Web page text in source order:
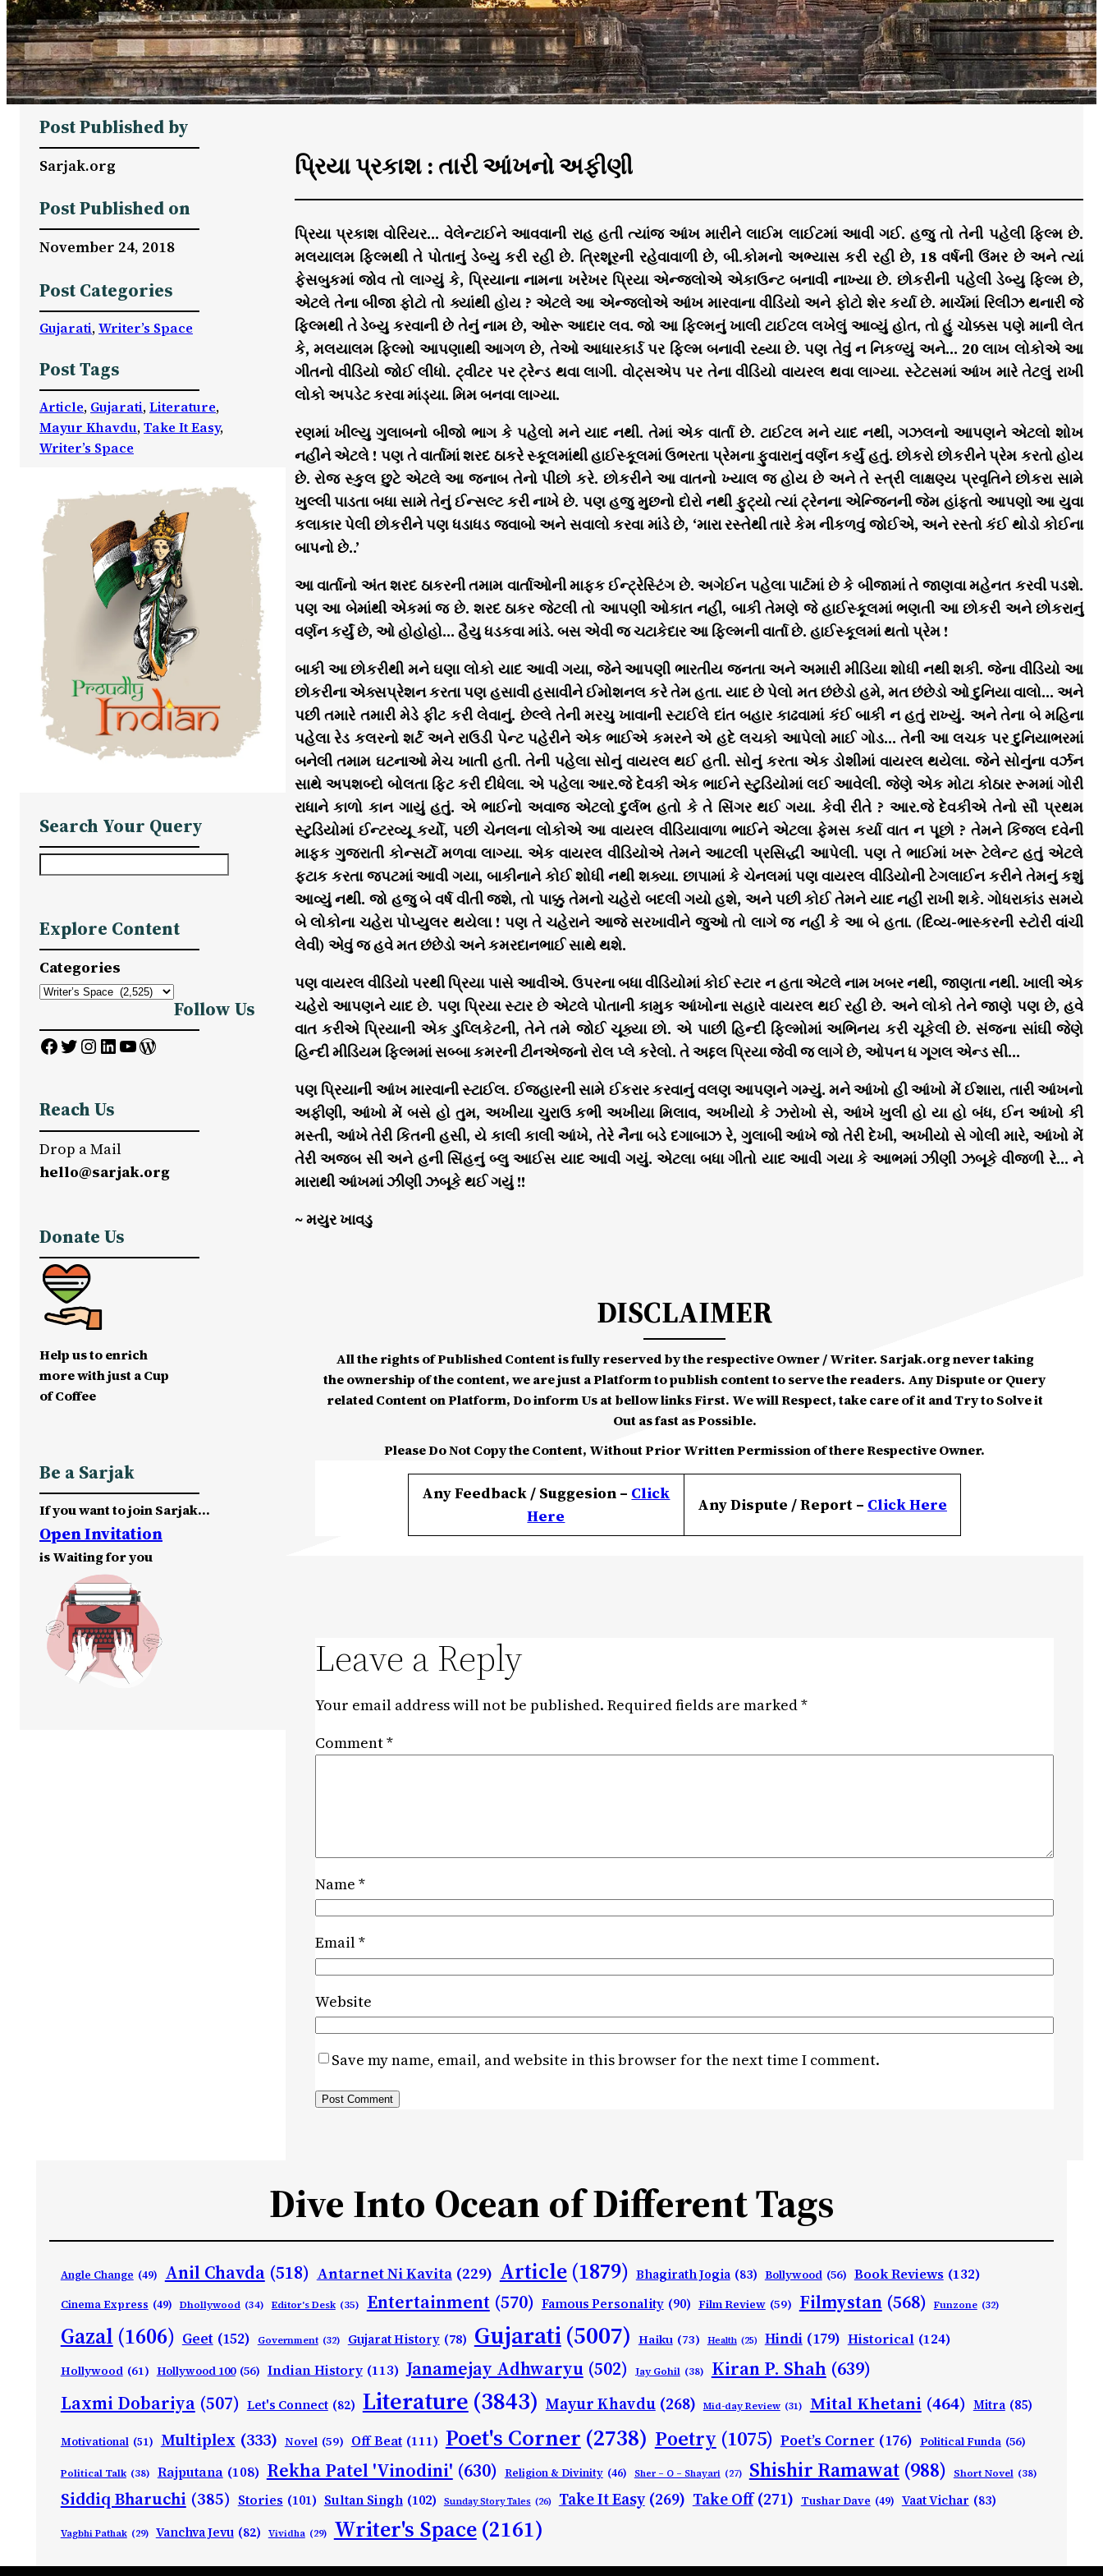
Post Published by
Sarjak.org
Post Published on
November 24, 2018
Post Categories
Gujarati, Writer’s Space
Post Tags
Article, Gujarati, Literature
Mayur Khavdu, Take It Easy
Writer’s Space
Search Your Query
r
c
h
Explore Content
Categories
Follow Us
Facebook Twitter InstagramLinkedIn YouTube WordPress
Reach Us
Drop a Mail
hello@sarjak.org
Donate Us
Help us to enrich
more with just a Cup
of Coffee
Be a Sarjak
If you want to join Sarjak…
Open Invitation
is Waiting for you
પ્રિયા પ્રકાશ : તારી આંખનો અફીણી
પ્રિયા પ્રકાશ વોરિયર… વેલેન્ટાઈને આવવાની રાહ હતી ત્યાંજ આંખ મારીને લાઈમ લાઈટમાં આવી ગઈ. હજુ તો તેની પહેલી ફિલ્મ છે.
મલયાલમ ફિલ્મથી તે પોતાનું ડેબ્યુ કરી રહી છે. ત્રિશૂરની રહેવાવાળી છે, બી.કોમનો અભ્યાસ કરી રહી છે, 18 વર્ષની ઉંમર છે અને ત્યાં
ફેસબુકમાં જોવ તો લાગ્યું કે, પ્રિયાના નામના ખરેખર પ્રિયા એન્જલોએ એકાઉન્ટ બનાવી નાખ્યા છે. છોકરીની પહેલી ડેબ્યુ ફિલ્મ છે,
એટલે તેના બીજા ફોટો તો ક્યાંથી હોય ? એટલે આ એન્જલોએ આંખ મારવાના વીડિયો અને ફોટો શેર કર્યા છે. માર્ચમાં રિલીઝ થનારી જે
ફિલ્મથી તે ડેબ્યુ કરવાની છે તેનું નામ છે, ઓરૂ આદાર લવ. જો આ ફિલ્મનું ખાલી ટાઈટલ લખેલું આવ્યું હોત, તો હું ચોક્કસ પણે માની લેત
કે, મલયાલમ ફિલ્મો આપણાથી આગળ છે, તેઓ આધારકાર્ડ પર ફિલ્મ બનાવી રહ્યા છે. પણ તેવું ન નિકળ્યું અને… 20 લાખ લોકોએ આ
ગીતનો વીડિયો જોઈ લીધો. ટ્વીટર પર ટ્રેન્ડ થવા લાગી. વોટ્સએપ પર તેના વીડિયો વાયરલ થવા લાગ્યા. સ્ટેટસમાં આંખ મારે તેટલું રાખી
લોકો અપડેટ કરવા માંડ્યા. મિમ બનવા લાગ્યા.
રણમાં ખીલ્યુ ગુલાબનો બીજો ભાગ કે પહેલો મને યાદ નથી. તેમાં એક વાર્તા છે. ટાઈટલ મને યાદ નથી, ગઝલનો આપણને એટલો શોખ
નહીંને એટલે ! પણ તે વાર્તામાં શરદ ઠાકરે સ્કૂલમાંથી હાઈસ્કૂલમાં ઉભરતા પ્રેમના ફુવારાનું વર્ણન કર્યું હતું. છોકરો છોકરીને પ્રેમ કરતો હોય
છે. રોજ સ્કુલ છુટે એટલે આ જનાબ તેનો પીછો કરે. છોકરીને આ વાતનો ખ્યાલ જ હોય છે અને તે સ્ત્રી લાક્ષણ્ય પ્રવૃતિને છોકરા સામે
ખુલ્લી પાડતા બધા સામે તેનું ઈન્સલ્ટ કરી નાખે છે. પણ હજુ મુછનો દોરો નથી ફુટ્યો ત્યાં ટ્રેનના એન્જિનની જેમ હાંફતો આપણો આ યુવા
કલાકાર પેલી છોકરીને પણ ધડાધડ જવાબો અને સવાલો કરવા માંડે છે, ‘મારા રસ્તેથી તારે કેમ નીકળવું જોઈએ, અને રસ્તો કંઈ થોડો કોઈના
બાપનો છે..’
આ વાર્તાનો અંત શરદ ઠાકરની તમામ વાર્તાઓની માફક ઈન્ટ્રેસ્ટિંગ છે. અગેઈન પહેલા પાર્ટમાં છે કે બીજામાં તે જાણવા મહેનત કરવી પડશે.
પણ આ બેમાંથી એકમાં જ છે. શરદ ઠાકર જેટલી તો આપણી ઓકાત નહીં, બાકી તેમણે જે હાઈસ્કૂલમાં ભણતી આ છોકરી અને છોકરાનું
વર્ણન કર્યું છે, ઓ હોહોહો… હૈયુ ધડકવા માંડે. બસ એવી જ ચટાકેદાર આ ફિલ્મની વાર્તા છે. હાઈસ્કૂલમાં થતો પ્રેમ !
બાકી આ છોકરીથી મને ઘણા લોકો યાદ આવી ગયા, જેને આપણી ભારતીય જનતા અને અમારી મીડિયા શોધી નથી શકી. જેના વીડિયો આ
છોકરીના એક્સપ્રેશન કરતા પણ હસાવી હસાવીને ઈમોશનલ કરે તેમ હતા. યાદ છે પેલો મત છંછેડો હમે, મત છંછેડો ઓ દુનિયા વાલો… અને
પછી તમારે તમારી મેડે ફીટ કરી લેવાનું. છેલ્લે તેની મરચુ ખાવાની સ્ટાઈલે દાંત બહાર કાઢવામાં કંઈ બાકી ન હતું રાખ્યું. અને તેના બે મહિના
પહેલા રેડ કલરનો શર્ટ અને રાઉડી પેન્ટ પહેરીને એક ભાઈએ કમરને એ હદે લચકો આપેલો માઈ ગોડ… તેની આ લચક પર દુનિયાભરમાં
બનેલી તમામ ઘટનાઓ મેચ ખાતી હતી. તેની પહેલા સોનું વાયરલ થઈ હતી. સોનું કરતા એક ડોશીમાં વાયરલ થયેલા. જેને સોનુંના વર્ઝન
સાથે અપશબ્દો બોલતા ફિટ કરી દીધેલા. એ પહેલા આર.જે દેવકી એક ભાઈને સ્ટુડિયોમાં લઈ આવેલી. જેણે એક મોટા કોઠાર રૂમમાં ગોરી
રાધાને કાળો કાન ગાયું હતું. એ ભાઈનો અવાજ એટલો દુર્લભ હતો કે તે સિંગર થઈ ગયા. કેવી રીતે ? આર.જે દેવકીએ તેનો સૌ પ્રથમ
સ્ટુડિયોમાં ઈન્ટરવ્યૂ કર્યો, પછી ચેનલના લોકોએ આ વાયરલ વીડિયાવાળા ભાઈને એટલા ફેમસ કર્યા વાત ન પૂછો ? તેમને કિંજલ દવેની
માફક ગુજરાતી કોન્સર્ટો મળવા લાગ્યા. એક વાયરલ વીડિયોએ તેમને આટલી પ્રસિદ્ધી આપેલી. પણ તે ભાઈમાં ખરૂ ટેલેન્ટ હતું એટલે
ફટાક કરતા જપટમાં આવી ગયા, બાકીનાને કોઈ શોધી નથી શક્યા. છાપામાં કે ચેનલમાં પણ વાયરલ વીડિયોની ટેગલાઈન કરીને તેમનું કશું
આવ્યું નથી. જો હજુ બે વર્ષ વીતી જશે, તો પાક્કુ તેમનો ચહેરો બદલી ગયો હશે, અને પછી કોઈ તેમને યાદ નહીં રાખી શકે. ગોધરાકાંડ સમયે
બે લોકોના ચહેરા પોપ્યુલર થયેલા ! પણ તે ચહેરાને આજે સરખાવીને જુઓ તો લાગે જ નહીં કે આ બે હતા. (દિવ્ય-ભાસ્કરની સ્ટોરી વાંચી
લેવી) એવું જ હવે મત છંછેડો અને કમરદાનભાઈ સાથે થશે.
પણ વાયરલ વીડિયો પરથી પ્રિયા પાસે આવીએ. ઉપરના બધા વીડિયોમાં કોઈ સ્ટાર ન હતા એટલે નામ ખબર નથી, જાણતા નથી. ખાલી એક
ચહેરો આપણને યાદ છે. પણ પ્રિયા સ્ટાર છે એટલે પોતાની કામુક આંખોના સહારે વાયરલ થઈ રહી છે. અને લોકો તેને જાણે પણ છે, હવે
વાત કરીએ પ્રિયાની એક ડુપ્લિકેટની, તેને તમે જોઈ ચૂક્યા છો. એ પાછી હિન્દી ફિલ્મોમાં અભિનય કરી ચૂકેલી છે. સંજના સાંઘી જેણે
હિન્દી મીડિયમ ફિલ્મમાં સબ્બા કમરની ટીનએજનો રોલ પ્લે કરેલો. તે અદ્દલ પ્રિયા જેવી જ લાગે છે, ઓપન ધ ગૂગલ એન્ડ સી…
પણ પ્રિયાની આંખ મારવાની સ્ટાઈલ. ઈજહારની સામે ઈકરાર કરવાનું વલણ આપણને ગમ્યું. મને આંખો હી આંખો મેં ઈશારા, તારી આંખનો
અફીણી, આંખો મેં બસે હો તુમ, અખીયા ચુરાઉ કભી અખીયા મિલાવ, અખીયો કે ઝરોખો સે, આંખે ખુલી હો યા હો બંધ, ઈન આંખો કી
મસ્તી, આંખે તેરી કિતની હસી, યે કાલી કાલી આંખે, તેરે નૈના બડે દગાબાઝ રે, ગુલાબી આંખે જો તેરી દેખી, અખીયો સે ગોલી મારે, આંખો મેં
તેરી અજબ સી અને હની સિંહનું બ્લુ આઈસ યાદ આવી ગયું. એટલા બધા ગીતો યાદ આવી ગયા કે આભમાં ઝીણી ઝબૂકે વીજળી રે… ને
મારાથી આંખમાં ઝીણી ઝબૂકે થઈ ગયું !!
~ મયુર ખાવડુ
DISCLAIMER
All the rights of Published Content is fully reserved by the respective Owner / Writer. Sarjak.org never taking
the ownership of the content, we are just a Platform to publish content to serve the readers. Any Dispute or Query
related Content on Platform, Do inform Us at bellow links First. We will Respect, take care of it and Try to Solve it
Out as fast as Possible.
Please Do Not Copy the Content, Without Prior Written Permission of there Respective Owner.
Any Feedback / Suggesion – Click
Here
Any Dispute / Report – ClickHere
Leave a Reply
Your email address will not be published. Required fields are marked*
Comment*
Name *
Email*
Website
Save my name, email, and website in this browser for the next time I comment.
Dive Into Ocean of Different Tags
Angle Change (49) Anil Chavda (518) Antarnet Ni Kavita (229) Article (1879) Bhagirath Jogia (83) Bollywood (56) Book Reviews (132)
Cinema Express (49) Dhollywood (34) Editor's Desk (35) Entertainment (570) Famous Personality (90) Film Review (59) Filmystan (568) Funzone (32)
Gazal (1606) Geet (152) Government (32) Gujarat History (78) Gujarati(5007) Haiku (73) Health (25) Hindi (179) Historical (124)
Hollywood (61) Hollywood 100 (56) Indian History (113) Janamejay Adhwaryu (502) Jay Gohil (38) Kiran P. Shah (639)
Laxmi Dobariya (507) Let's Connect (82) Literature (3843) Mayur Khavdu (268) Mid-day Review (31) Mital Khetani (464) Mitra (85)
Motivational (51) Multiplex (333) Novel (59) Off Beat (111) Poet's Corner (2738) Poetry (1075) Poet’s Corner (176) Political Funda (56)
Political Talk (38) Rajputana (108) Rekha Patel 'Vinodini' (630) Religion & Divinity (46) Sher – O – Shayari (27) Shishir Ramawat (988) Short Novel (38)
Siddiq Bharuchi (385) Stories (101) Sultan Singh (102) Sunday Story Tales (26) Take It Easy (269) Take Off (271) Tushar Dave (49) Vaat Vichar (83)
Vagbhi Pathak (29) Vanchva Jevu (82) Vividha (29) Writer's Space (2161)